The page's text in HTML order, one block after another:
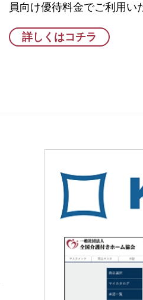
員向け優待料金でご利用い
詳しくはコチラ